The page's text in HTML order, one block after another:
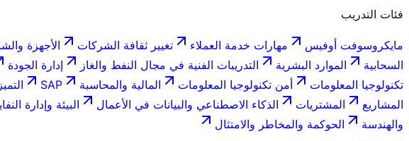
فئات التدريب
مايكروسوفت أوفيس مهارات خدمة العملاء تغيير ثقافة الشركات الأجهزة
السحابية
الموارد البشرية التدريبات الفنية في مجال النفط والغاز إدارة الجودة
تكنولوجيا المعلومات
أمن تكنولوجيا المعلومات المالية والمحاسبة SAP
المشاريع
المشتريات الذكاء الاصطناعي والبيانات في الأعمال البيئة وإدارة
والهندسة
الحوكمة والمخاطر والامتثال